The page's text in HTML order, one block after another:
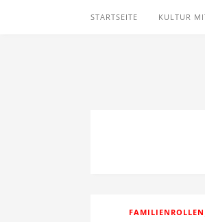
STARTSEITE KULTUR
FAMILIENROLLEN